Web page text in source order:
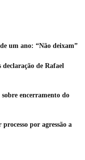
um ano: “Não deixam”
de Rafael
encerramento do
por agressão a